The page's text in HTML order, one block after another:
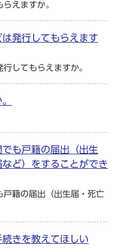
えますか。
発行してもらえます
してもらえますか。
も戸籍の届出（出生
ど）をすることができ
戸籍の届出（出生届・死亡
きを教えてほしい